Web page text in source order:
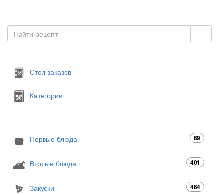
Стол заказов
Категории
Первые блюда 69
Вторые блюда 401
Закуски 464